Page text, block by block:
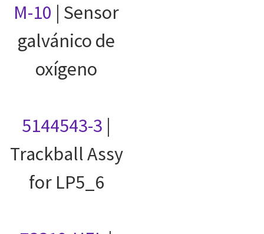
M-10 | Sensor
galvánico de
oxígeno
5144543-3 |
Trackball Assy
for LP5_6